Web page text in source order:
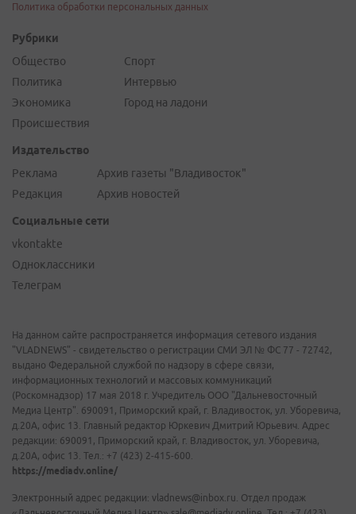
Политика обработки персональных данных
Рубрики
Общество
Политика
Экономика
Происшествия
Спорт
Интервью
Город на ладони
Издательство
Реклама
Редакция
Архив газеты "Владивосток"
Архив новостей
Социальные сети
vkontakte
Одноклассники
Телеграм
На данном сайте распространяется информация сетевого издания
"VLADNEWS" - свидетельство о регистрации СМИ ЭЛ № ФС 77 - 72742,
выдано Федеральной службой по надзору в сфере связи,
информационных технологий и массовых коммуникаций
(Роскомнадзор) 17 мая 2018 г. Учредитель ООО "Дальневосточный
Медиа Центр". 690091, Приморский край, г. Владивосток, ул. Уборевича,
д.20А, офис 13. Главный редактор Юркевич Дмитрий Юрьевич. Адрес
редакции: 690091, Приморский край, г. Владивосток, ул. Уборевича,
д.20А, офис 13. Тел.: +7 (423) 2-415-600.
https://mediadv.online/
Электронный адрес редакции: vladnews@inbox.ru. Отдел продаж